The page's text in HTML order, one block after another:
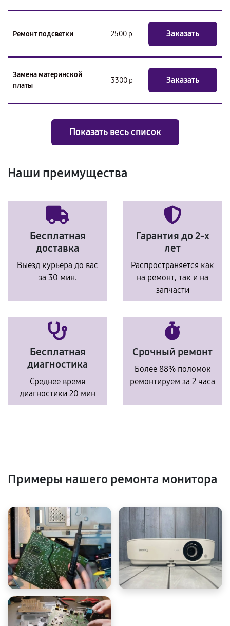
Ремонт подсветки 2500 р Заказать
Замена материнской
платы
3300 р Заказать
Показать весь список
Наши преимущества
Бесплатная
доставка
Выезд курьера до вас
за 30 мин.
Гарантия до 2-х
лет
Распространяется как
на ремонт, так и на
запчасти
Бесплатная
диагностика
Среднее время
диагностики 20 мин
Срочный ремонт
Более 88% поломок
ремонтируем за 2 часа
Примеры нашего ремонта монитора